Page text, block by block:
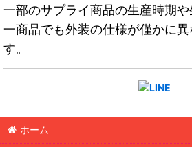
一部のサプライ商品の生産時期
一商品でも外装の仕様が僅かに
す。
ホーム